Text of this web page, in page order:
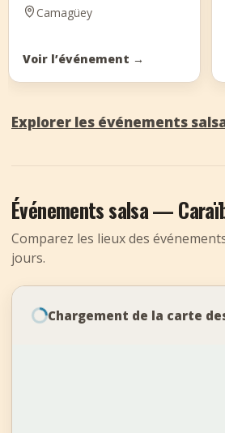
Camagüey
Voir l’événement →
Explorer les événements
Événements salsa —
Comparez les lieux des
jours.
+